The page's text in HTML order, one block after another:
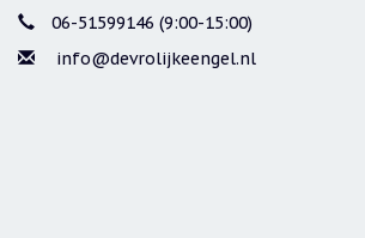
06-51599146 (9:00-15:00)
info@devrolijkeengel.nl